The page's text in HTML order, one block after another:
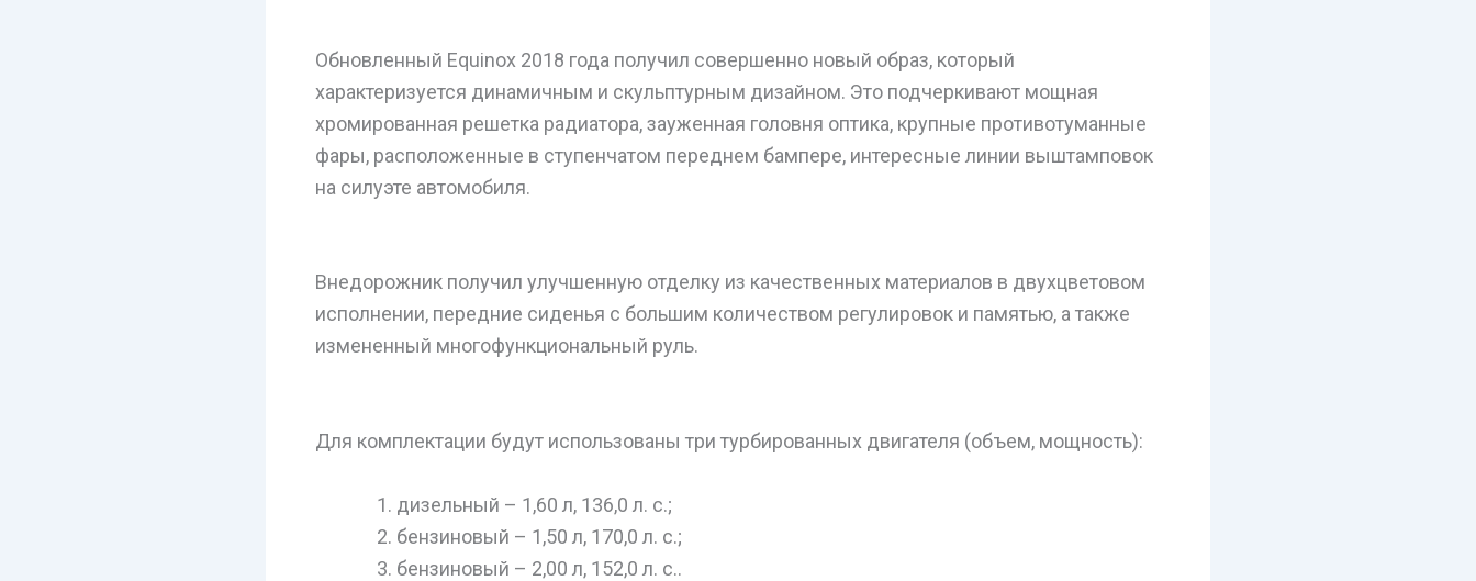
Обновленный Equinox 2018 года получил совершенно новый образ, который
характеризуется динамичным и скульптурным дизайном. Это подчеркивают мощная
хромированная решетка радиатора, зауженная головня оптика, крупные противотуманные
фары, расположенные в ступенчатом переднем бампере, интересные линии выштамповок
на силуэте автомобиля.
Внедорожник получил улучшенную отделку из качественных материалов в двухцветовом
исполнении, передние сиденья с большим количеством регулировок и памятью, а также
измененный многофункциональный руль.
Для комплектации будут использованы три турбированных двигателя (объем, мощность):
дизельный – 1,60 л, 136,0 л. с.;
бензиновый – 1,50 л, 170,0 л. с.;
бензиновый – 2,00 л, 152,0 л. с..